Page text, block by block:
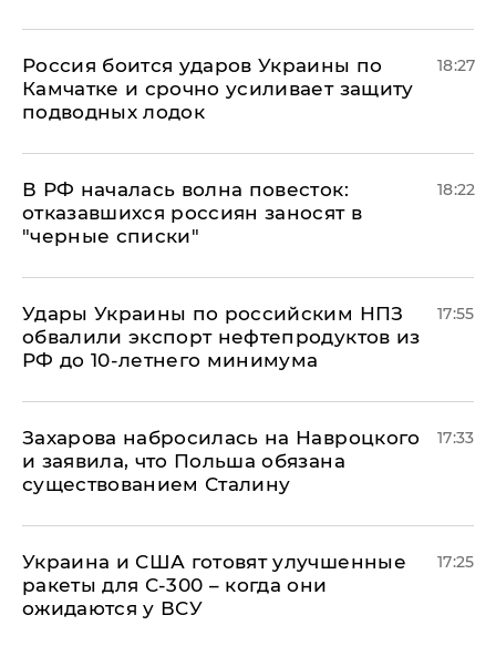
Россия боится ударов Украины по
Камчатке и срочно усиливает защиту
подводных лодок
18:27
​В РФ началась волна повесток:
отказавшихся россиян заносят в
"черные списки"
18:22
Удары Украины по российским НПЗ
обвалили экспорт нефтепродуктов из
РФ до 10-летнего минимума
17:55
​Захарова набросилась на Навроцкого
и заявила, что Польша обязана
существованием Сталину
17:33
Украина и США готовят улучшенные
ракеты для С-300 – когда они
ожидаются у ВСУ
17:25